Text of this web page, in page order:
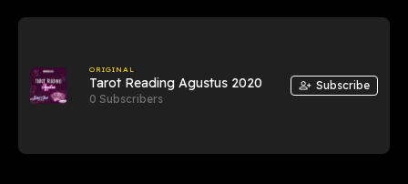
ORIGINAL
Tarot Reading Agustus 2020
0 Subscribers
Subscribe